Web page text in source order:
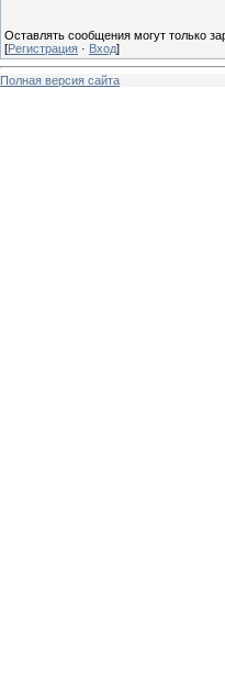
Оставлять сообщения могут только
[Регистрация · Вход]
Полная версия сайта